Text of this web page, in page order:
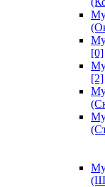
[0]
[2]